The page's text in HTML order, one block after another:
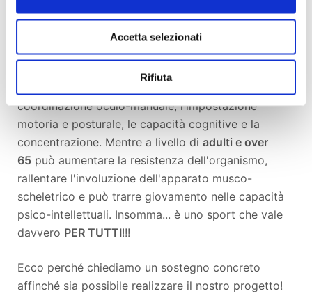
Accetta selezionati
Rifiuta
riguardo per far partecipare in massa la gente e
farla divertire in questo campo, dando la possibilità
di praticare uno sport sano e di aggregazione.
coordinazione oculo-manuale, l'impostazione
motoria e posturale, le capacità cognitive e la
concentrazione. Mentre a livello di adulti e over
65 può aumentare la resistenza dell'organismo,
rallentare l'involuzione dell'apparato musco-
scheletrico e può trarre giovamento nelle capacità
psico-intellettuali. Insomma... è uno sport che vale
davvero PER TUTTI!!!
Ecco perché chiediamo un sostegno concreto
affinché sia possibile realizzare il nostro progetto!